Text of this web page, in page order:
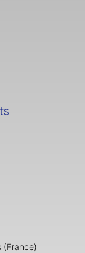
(France)